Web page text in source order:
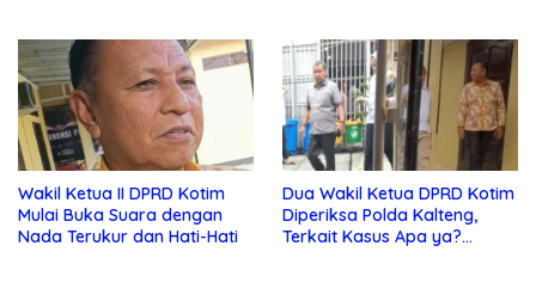
Wakil Ketua II DPRD Kotim
Mulai Buka Suara dengan
Nada Terukur dan Hati-Hati
Dua Wakil Ketua DPRD Kotim
Diperiksa Polda Kalteng,
Terkait Kasus Apa ya?…